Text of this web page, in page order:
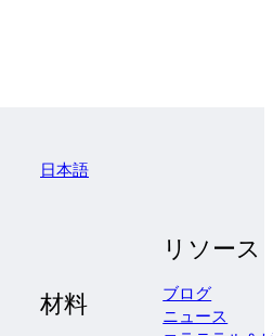
日本語
材料
リソース
ブログ
ニュース